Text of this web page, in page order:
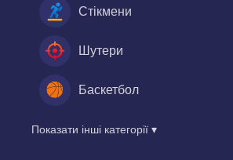
Стікмени
Шутери
Баскетбол
Показати інші категорії ▾